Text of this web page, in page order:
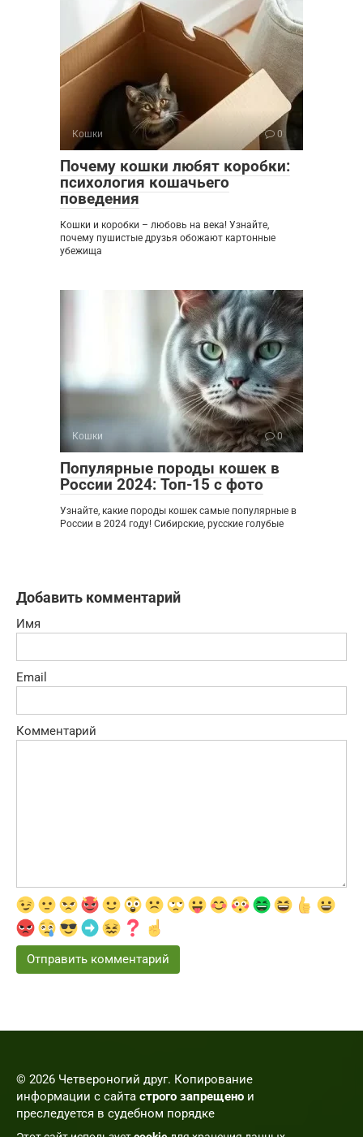
Кошки 0
Почему кошки любят коробки:
психология кошачьего
поведения
Кошки и коробки – любовь на века! Узнайте,
почему пушистые друзья обожают картонные
убежища
Кошки 0
Популярные породы кошек в
России 2024: Топ-15 с фото
Узнайте, какие породы кошек самые популярные в
России в 2024 году! Сибирские, русские голубые
Добавить комментарий
Имя
Email
Комментарий
© 2026 Четвероногий друг. Копирование
информации с сайта строго запрещено и
преследуется в судебном порядке